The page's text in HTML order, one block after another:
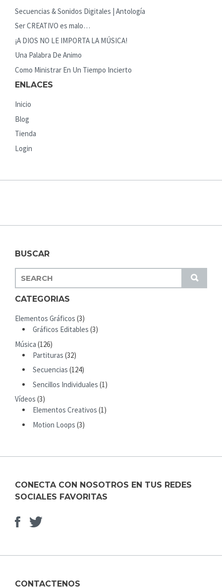
Secuencias & Sonidos Digitales | Antología
Ser CREATIVO es malo…
¡A DIOS NO LE IMPORTA LA MÚSICA!
Una Palabra De Animo
Como Ministrar En Un Tiempo Incierto
ENLACES
Inicio
Blog
Tienda
Login
BUSCAR
S
U
E
A
C
F
CATEGORIAS
Elementos Gráficos (3)
Gráficos Editables (3)
Música (126)
Partituras (32)
Secuencias (124)
Sencillos Individuales (1)
Vídeos (3)
Elementos Creativos (1)
Motion Loops (3)
CONECTA CON NOSOTROS EN TUS REDES
SOCIALES FAVORITAS
Facebook
Elemento
CONTACTENOS